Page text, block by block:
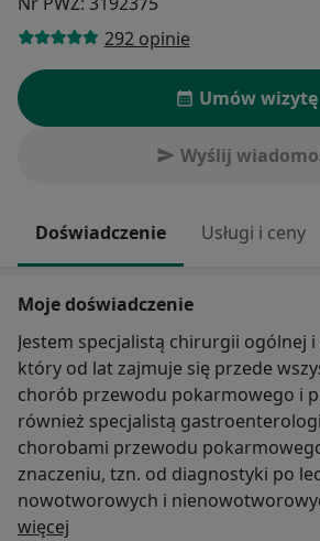
292 opinie
Umów wizytę
Wyślij
Doświadczenie Usługi i ceny
Moje doświadczenie
Jestem specjalistą chirurgii ogólnej
który od lat zajmuje się przede
chorób przewodu pokarmowego i
również specjalistą
chorobami przewodu
znaczeniu, tzn. od diagnostyki po
nowotworowych i
pokarmowego, szczególnie
więcej